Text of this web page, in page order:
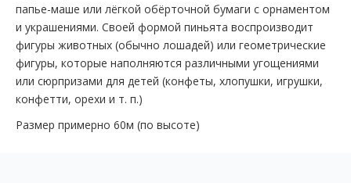
папье-маше или лёгкой обёрточной бумаги с орнаментом
и украшениями. Своей формой пиньята воспроизводит
фигуры животных (обычно лошадей) или геометрические
фигуры, которые наполняются различными угощениями
или сюрпризами для детей (конфеты, хлопушки, игрушки,
конфетти, орехи и т. п.)
Размер примерно 60м (по высоте)